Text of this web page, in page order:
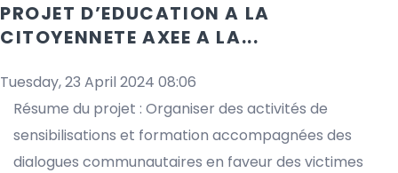
PROJET D’EDUCATION A LA
CITOYENNETE AXEE A LA...
Tuesday, 23 April 2024 08:06
Résume du projet : Organiser des activités de
sensibilisations et formation accompagnées des
dialogues communautaires en faveur des victimes